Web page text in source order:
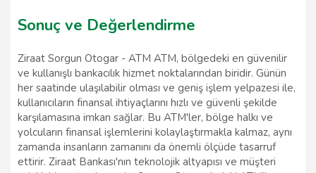
Sonuç ve Değerlendirme
Ziraat Sorgun Otogar - ATM ATM, bölgedeki en güvenilir
ve kullanışlı bankacılık hizmet noktalarından biridir. Günün
her saatinde ulaşılabilir olması ve geniş işlem yelpazesi ile,
kullanıcıların finansal ihtiyaçlarını hızlı ve güvenli şekilde
karşılamasına imkan sağlar. Bu ATM'ler, bölge halkı ve
yolcuların finansal işlemlerini kolaylaştırmakla kalmaz, aynı
zamanda insanların zamanını da önemli ölçüde tasarruf
ettirir. Ziraat Bankası'nın teknolojik altyapısı ve müşteri